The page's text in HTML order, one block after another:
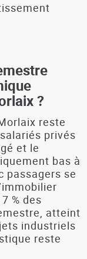
?
reste
privés
et le
bas à
passagers se
% des
atteint
industriels
reste